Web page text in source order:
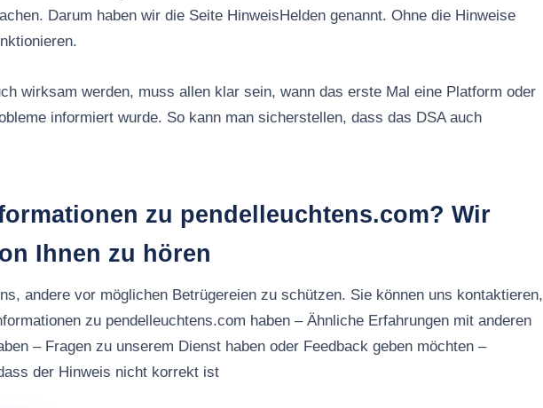
Darum haben wir die Seite HinweisHelden genannt. Ohne die Hinweise
wirksam werden, muss allen klar sein, wann das erste Mal eine Platform oder
informiert wurde. So kann man sicherstellen, dass das DSA auch
zu pendelleuchtens.com? Wir
Ihnen zu hören
andere vor möglichen Betrügereien zu schützen. Sie können uns kontaktieren,
zu pendelleuchtens.com haben – Ähnliche Erfahrungen mit anderen
– Fragen zu unserem Dienst haben oder Feedback geben möchten –
der Hinweis nicht korrekt ist